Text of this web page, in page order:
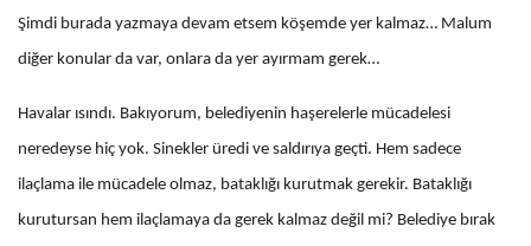
Şimdi burada yazmaya devam etsem köşemde yer kalmaz… Malum
diğer konular da var, onlara da yer ayırmam gerek…
Havalar ısındı. Bakıyorum, belediyenin haşerelerle mücadelesi
neredeyse hiç yok. Sinekler üredi ve saldırıya geçti. Hem sadece
ilaçlama ile mücadele olmaz, bataklığı kurutmak gerekir. Bataklığı
kurutursan hem ilaçlamaya da gerek kalmaz değil mi? Belediye bırak